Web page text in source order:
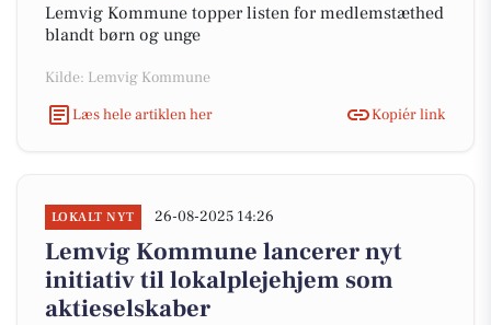
Lemvig Kommune topper listen for medlemstæthed
blandt børn og unge
Kilde: Lemvig Kommune
Læs hele artiklen her
Kopiér link
LOKALT NYT 26-08-2025 14:26
Lemvig Kommune lancerer nyt
initiativ til lokalplejehjem som
aktieselskaber